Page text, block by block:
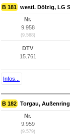
B 181 westl. Dölzig, LG
Nr.
9.958
(9.568)
DTV
15.761
Infos...
B 182 Torgau,
Nr.
9.959
(9.579)